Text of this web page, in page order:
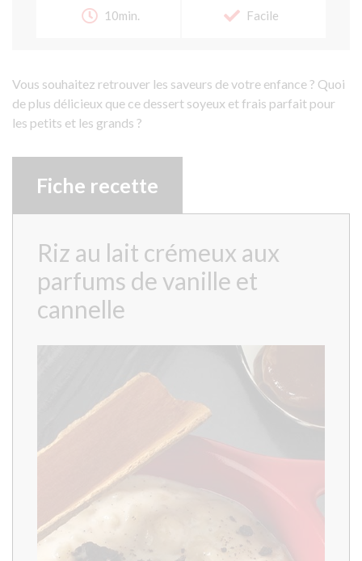
10min. Facile
Vous souhaitez retrouver les saveurs de votre enfance ? Quoi
de plus délicieux que ce dessert soyeux et frais parfait pour
les petits et les grands ?
Fiche recette
Riz au lait crémeux aux
parfums de vanille et
cannelle